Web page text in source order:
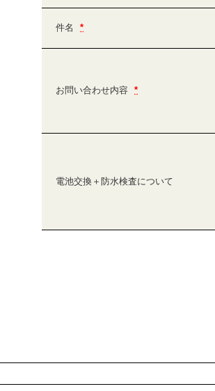
件名 *
お問い合わせ内容 *
電池交換＋防水検査について